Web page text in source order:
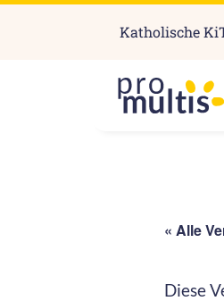
Katholische
« Alle
Diese